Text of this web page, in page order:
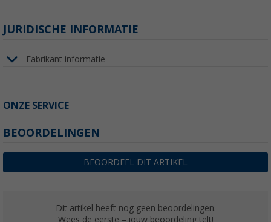
JURIDISCHE INFORMATIE
Fabrikant informatie
ONZE SERVICE
BEOORDELINGEN
BEOORDEEL DIT ARTIKEL
Dit artikel heeft nog geen beoordelingen.
Wees de eerste – jouw beoordeling telt!